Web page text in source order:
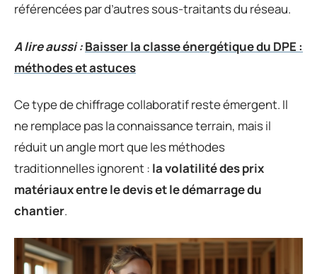
référencées par d’autres sous-traitants du réseau.
A lire aussi :Baisser la classe énergétique du DPE :
méthodes et astuces
Ce type de chiffrage collaboratif reste émergent. Il
ne remplace pas la connaissance terrain, mais il
réduit un angle mort que les méthodes
traditionnelles ignorent : la volatilité des prix
matériaux entre le devis et le démarrage du
chantier.